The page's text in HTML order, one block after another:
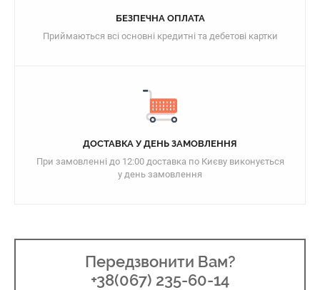
БЕЗПЕЧНА ОПЛАТА
Приймаються всі основні кредитні та дебетові картки
ДОСТАВКА У ДЕНЬ ЗАМОВЛЕННЯ
При замовленні до 12:00 доставка по Києву виконується
у день замовлення
Передзвонити Вам?
+38(067) 235-60-14